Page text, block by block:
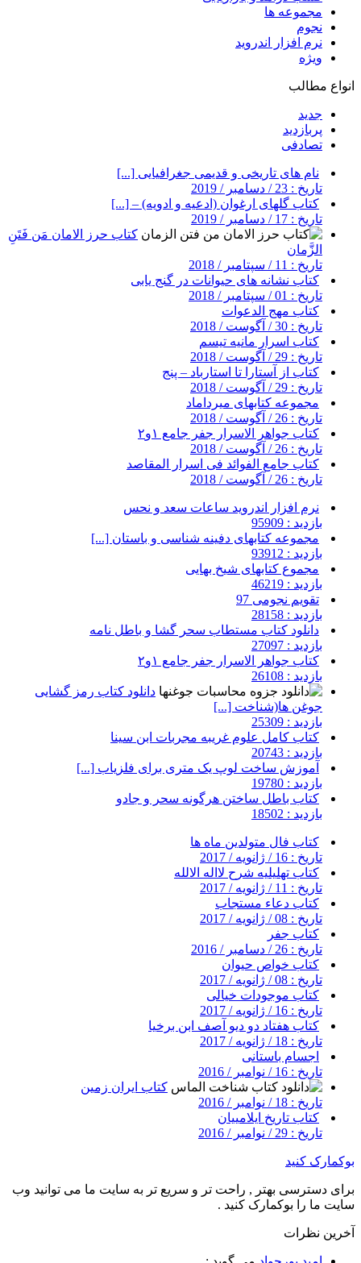
مجموعه ها
نجوم
نرم افزار اندروید
ویژه
انواع مطالب
جدید
پربازدید
تصادفی
نام های تاریخی و قدیمی جغرافیایی [...]
تاریخ : 23 / دسامبر / 2019
کتاب گلهای ارغوان (ادعیه و ادویه) – [...]
تاریخ : 17 / دسامبر / 2019
کتاب حرز الامان مَن فَتَنِ
الزَّمان
تاریخ : 11 / سپتامبر / 2018
کتاب نشانه های حیوانات در گنج یابی
تاریخ : 01 / سپتامبر / 2018
کتاب مهج الدعوات
تاریخ : 30 / آگوست / 2018
کتاب اسرار مانیه تیسم
تاریخ : 29 / آگوست / 2018
کتاب از آستارا تا استارباد – پنج
تاریخ : 29 / آگوست / 2018
مجموعه کتابهای میرداماد
تاریخ : 26 / آگوست / 2018
کتاب جواهر الاسرار جفر جامع ۱و۲
تاریخ : 26 / آگوست / 2018
کتاب جامع الفوائد فی اسرار المقاصد
تاریخ : 26 / آگوست / 2018
نرم افزار اندروید ساعات سعد و نحس
بازدید : 95909
مجموعه کتابهای دفینه شناسی و باستان [...]
بازدید : 93912
مجموع کتابهای شیخ بهایی
بازدید : 46219
تقویم نجومی 97
بازدید : 28158
دانلود کتاب مستطاب سحر گشا و باطل نامه
بازدید : 27097
کتاب جواهر الاسرار جفر جامع ۱و۲
بازدید : 26108
دانلود کتاب رمز گشایی
جوغن ها(شناخت [...]
بازدید : 25309
کتاب کامل علوم غریبه مجربات ابن سینا
بازدید : 20743
آموزش ساخت لوپ یک متری برای فلزیاب [...]
بازدید : 19780
کتاب باطل ساختن هرگونه سحر و جادو
بازدید : 18502
کتاب فال متولدین ماه ها
تاریخ : 16 / ژانویه / 2017
کتاب تهلیلیه شرح لااله الالله
تاریخ : 11 / ژانویه / 2017
کتاب دعاء مستجاب
تاریخ : 08 / ژانویه / 2017
کتاب جفر
تاریخ : 26 / دسامبر / 2016
کتاب خواص حیوان
تاریخ : 08 / ژانویه / 2017
کتاب موجودات خیالی
تاریخ : 16 / ژانویه / 2017
کتاب هفتاد دو دیو آصف ابن برخیا
تاریخ : 18 / ژانویه / 2017
اجسام باستانی
تاریخ : 16 / نوامبر / 2016
کتاب ایران زمین
تاریخ : 18 / نوامبر / 2016
کتاب تاریخ ایلامییان
تاریخ : 29 / نوامبر / 2016
بوکمارک کنید
برای دسترسی بهتر , راحت تر و سریع تر به سایت ما می توانید وب
سایت ما را بوکمارک کنید .
آخرین نظرات